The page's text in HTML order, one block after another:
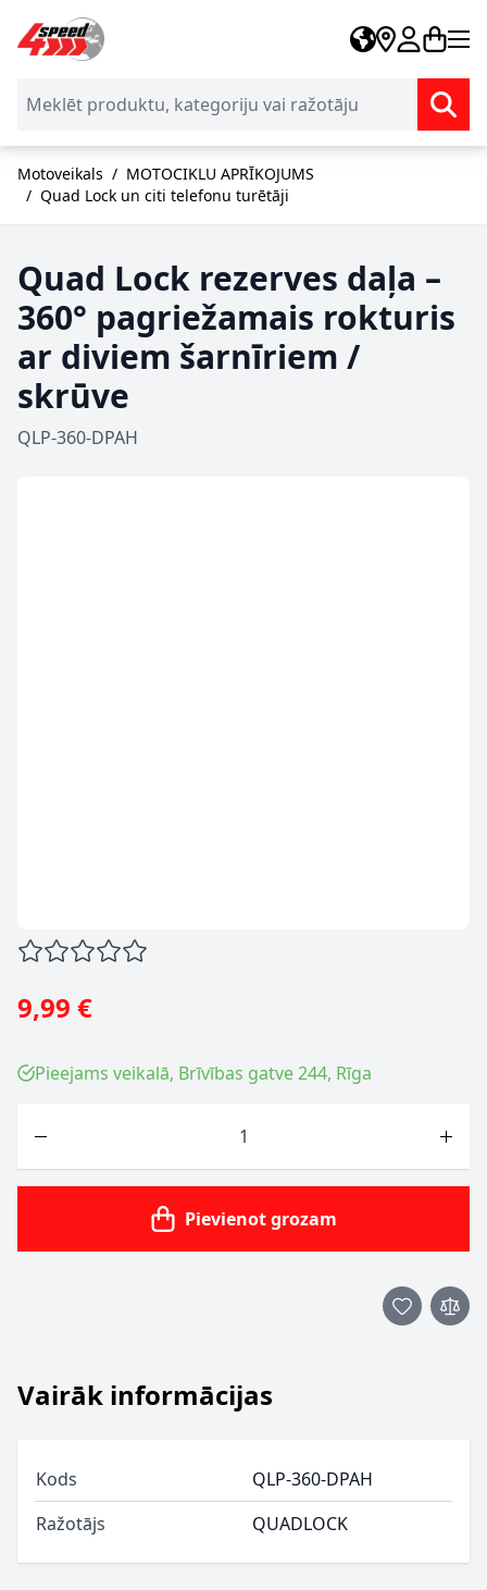
Skip to Content
Motoveikals / MOTOCIKLU APRĪKOJUMS
/ Quad Lock un citi telefonu turētāji
Quad Lock rezerves daļa –
360° pagriežamais rokturis
ar diviem šarnīriem /
skrūve
QLP-360-DPAH
9,99 €
Pieejams veikalā, Brīvības gatve 244, Rīga
Pievienot grozam
Vairāk informācijas
Kods
QLP-360-DPAH
Ražotājs
QUADLOCK